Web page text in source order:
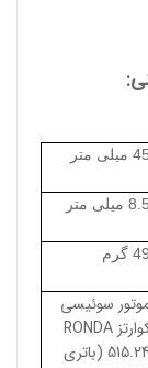
45 میلی متر
8.5 میلی متر
49 گرم
سوئیسی
کوارتز RONDA
515.24 (باتری